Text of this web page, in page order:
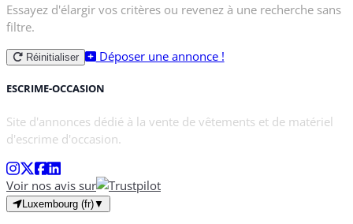
Essayez d'élargir vos critères ou revenez à une recherche sans
filtre.
Réinitialiser Déposer une annonce !
ESCRIME-OCCASION
Site d'annonces dédié à la vente de vêtements et de matériel
d'escrime d'occasion.
Voir nos avis sur
Luxembourg (fr)▼